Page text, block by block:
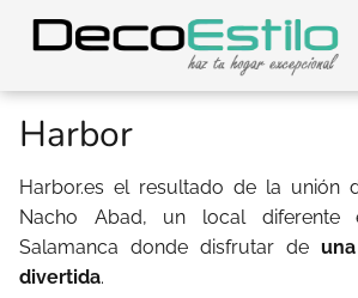
Harbor
Harbor.es el resultado de la unión
Nacho Abad, un local
Salamanca donde disfrutar de
divertida.